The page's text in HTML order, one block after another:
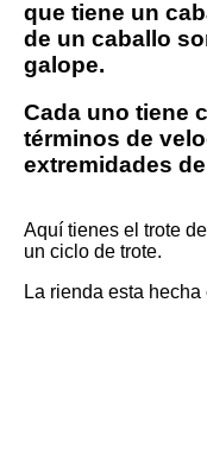
que tiene un
de un caballo
galope.
Cada uno tiene
términos de
extremidades
Aquí tienes el trote
un ciclo de trote.
La rienda esta hecha